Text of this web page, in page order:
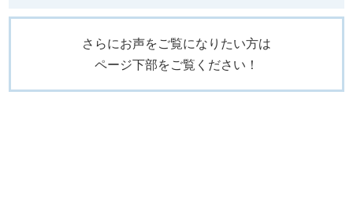
さらにお声をご覧になりたい方は
ページ下部をご覧ください！